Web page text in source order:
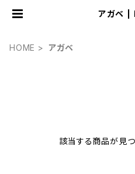
アガベ |
HOME アガベ
該当する商品が見つ